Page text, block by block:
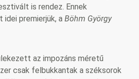
is rendez. Ennek
idei premierjük, a Böhm György
az impozáns méretű
csak felbukkantak a széksorok